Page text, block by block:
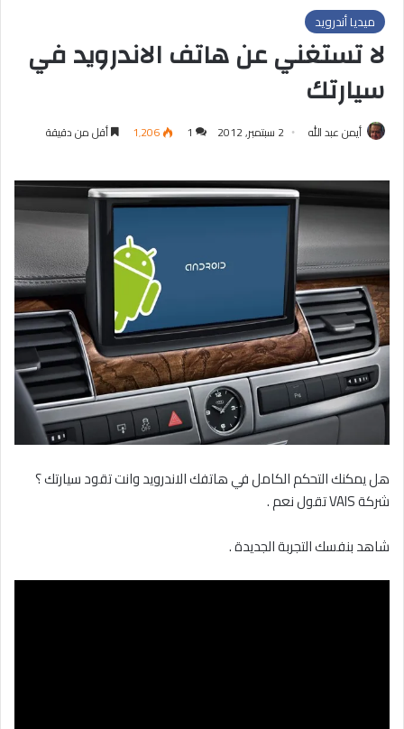
ميديا أندرويد
لا تستغني عن هاتف الاندرويد في
سيارتك
أيمن عبد الله 2 سبتمبر, 2012 1 1٬206 أقل من دقيقة
هل يمكنك التحكم الكامل في هاتفك الاندرويد وانت تقود سيارتك ؟
شركة VAIS تقول نعم .
شاهد بنفسك التجربة الجديدة .